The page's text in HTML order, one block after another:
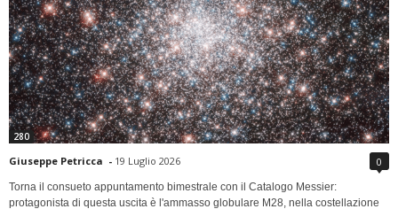
280
Giuseppe Petricca - 19 Luglio 2026 0
Torna il consueto appuntamento bimestrale con il Catalogo Messier:
protagonista di questa uscita è l'ammasso globulare M28, nella costellazione